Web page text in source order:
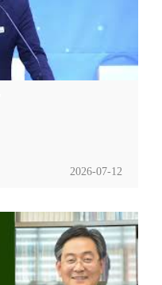
2026-07-12